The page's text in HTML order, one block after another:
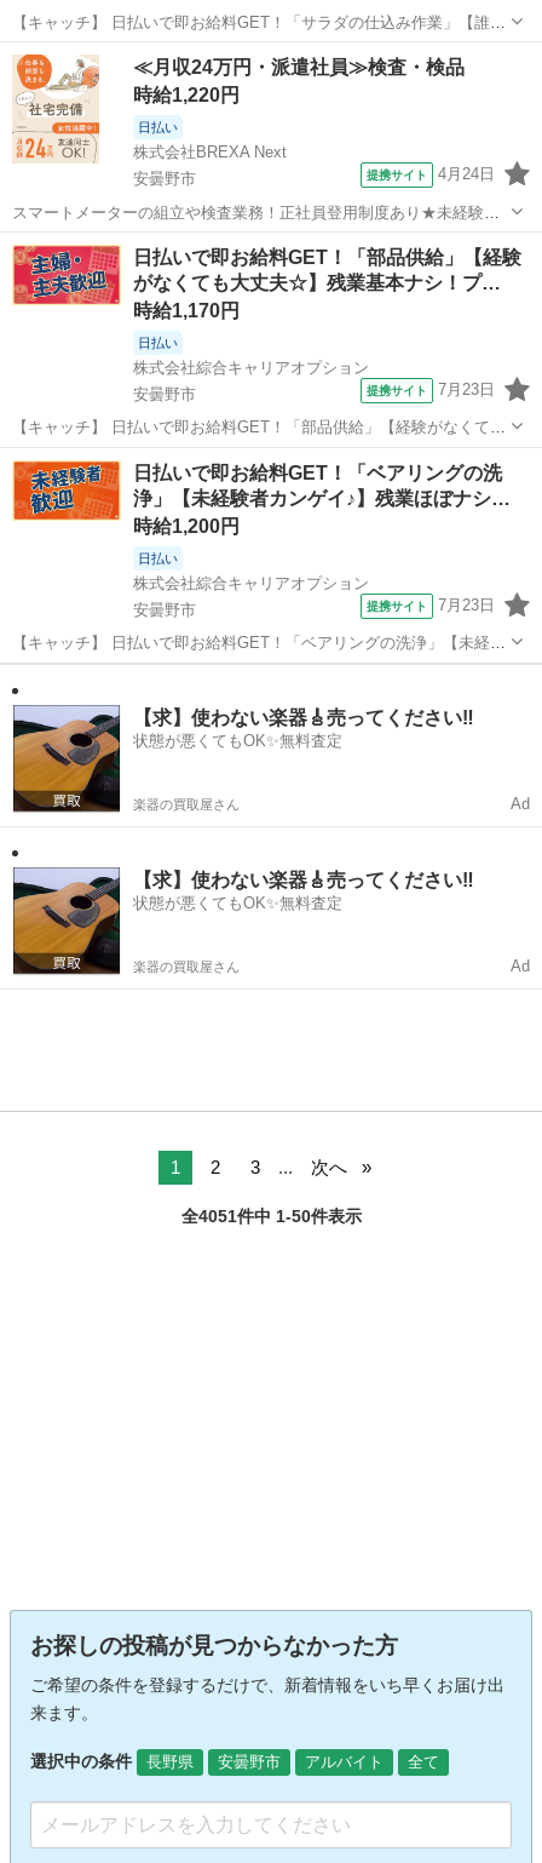
【キャッチ】 日払いで即お給料GET！「サラダの仕込み作業」【誰で
もはじめは初心者♪】残業は基本的にナシ♪高時給1330円！ 【コメン
ト】 製造のお仕事をお探しにおススメ♪ 「未経験でも出来る仕事ない
かな・・・」 「新し...
長野 安曇野市 工場
≪月収24万円・派遣社員≫検査・検品
時給1,220円
日払い
株式会社BREXA Next
安曇野市
提携サイト 4月24日
スマートメーターの組立や検査業務！正社員登用制度あり★未経験・
初心者活躍中★20代～50代まで若手/ベテラン問わず活躍中！備品付き
1R寮完備＆赴任旅費会社負担★年間休日124日！マイカー通勤OK！
《長野県安曇野市》 人気の...
長野 安曇野市 その他
日払いで即お給料GET！「部品供給」【経験
がなくても大丈夫☆】残業基本ナシ！プ…
時給1,170円
日払い
株式会社綜合キャリアオプション
安曇野市
提携サイト 7月23日
【キャッチ】 日払いで即お給料GET！「部品供給」【経験がなくても
大丈夫☆】残業基本ナシ！プライベートも充実♪好きな髪色でOK♪高時
給1170円！ 【コメント】 弊社なら事前の職場見学が多数！お仕事安
心スタート★★ 「派...
長野 安曇野市 工場
日払いで即お給料GET！「ベアリングの洗
浄」【未経験者カンゲイ♪】残業ほぼナシ…
時給1,200円
日払い
株式会社綜合キャリアオプション
安曇野市
提携サイト 7月23日
【キャッチ】 日払いで即お給料GET！「ベアリングの洗浄」【未経験
者カンゲイ♪】残業ほぼナシでプラ充!アナタらしく♪髪型自由☆高時給
1200円！ 【コメント】 製造のお仕事が豊富★未経験で働いてみたい
方も大歓迎！ 「未経...【求】使わない楽器🎸売ってください‼️
状態が悪くてもOK✨無料査定
楽器の買取屋さん Ad
【求】使わない楽器🎸売ってください‼️
状態が悪くてもOK✨無料査定
楽器の買取屋さん Ad
1 2 3 ... 次へ
全4051件中 1-50件表示
お探しの投稿が見つからなかった方
ご希望の条件を登録するだけで、新着情報をいち早くお届け出
来ます。
選択中の条件 長野県 安曇野市 アルバイト 全て